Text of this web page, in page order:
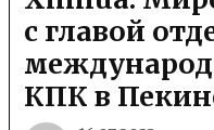
с главой
КПК в